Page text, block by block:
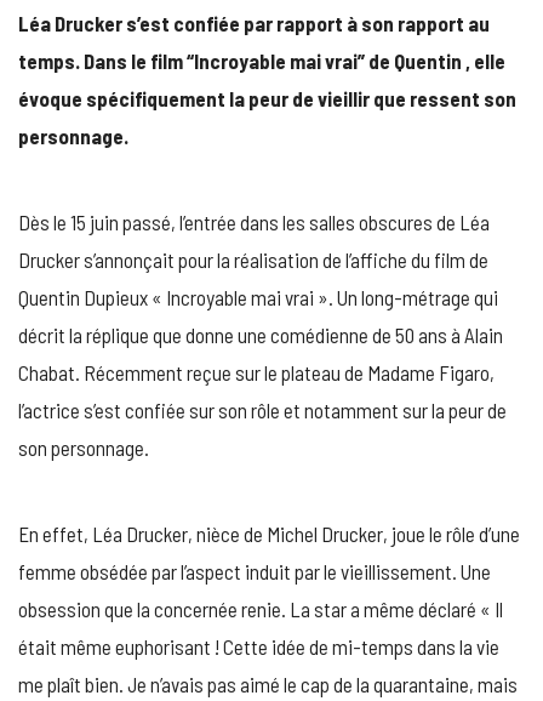
Léa Drucker s’est confiée par rapport à son rapport au
temps. Dans le film “Incroyable mai vrai” de Quentin , elle
évoque spécifiquement la peur de vieillir que ressent son
personnage.
Dès le 15 juin passé, l’entrée dans les salles obscures de Léa
Drucker s’annonçait pour la réalisation de l’affiche du film de
Quentin Dupieux « Incroyable mai vrai ». Un long-métrage qui
décrit la réplique que donne une comédienne de 50 ans à Alain
Chabat. Récemment reçue sur le plateau de Madame Figaro,
l’actrice s’est confiée sur son rôle et notamment sur la peur de
son personnage.
En effet, Léa Drucker, nièce de Michel Drucker, joue le rôle d’une
femme obsédée par l’aspect induit par le vieillissement. Une
obsession que la concernée renie. La star a même déclaré « Il
était même euphorisant ! Cette idée de mi-temps dans la vie
me plaît bien. Je n’avais pas aimé le cap de la quarantaine, mais